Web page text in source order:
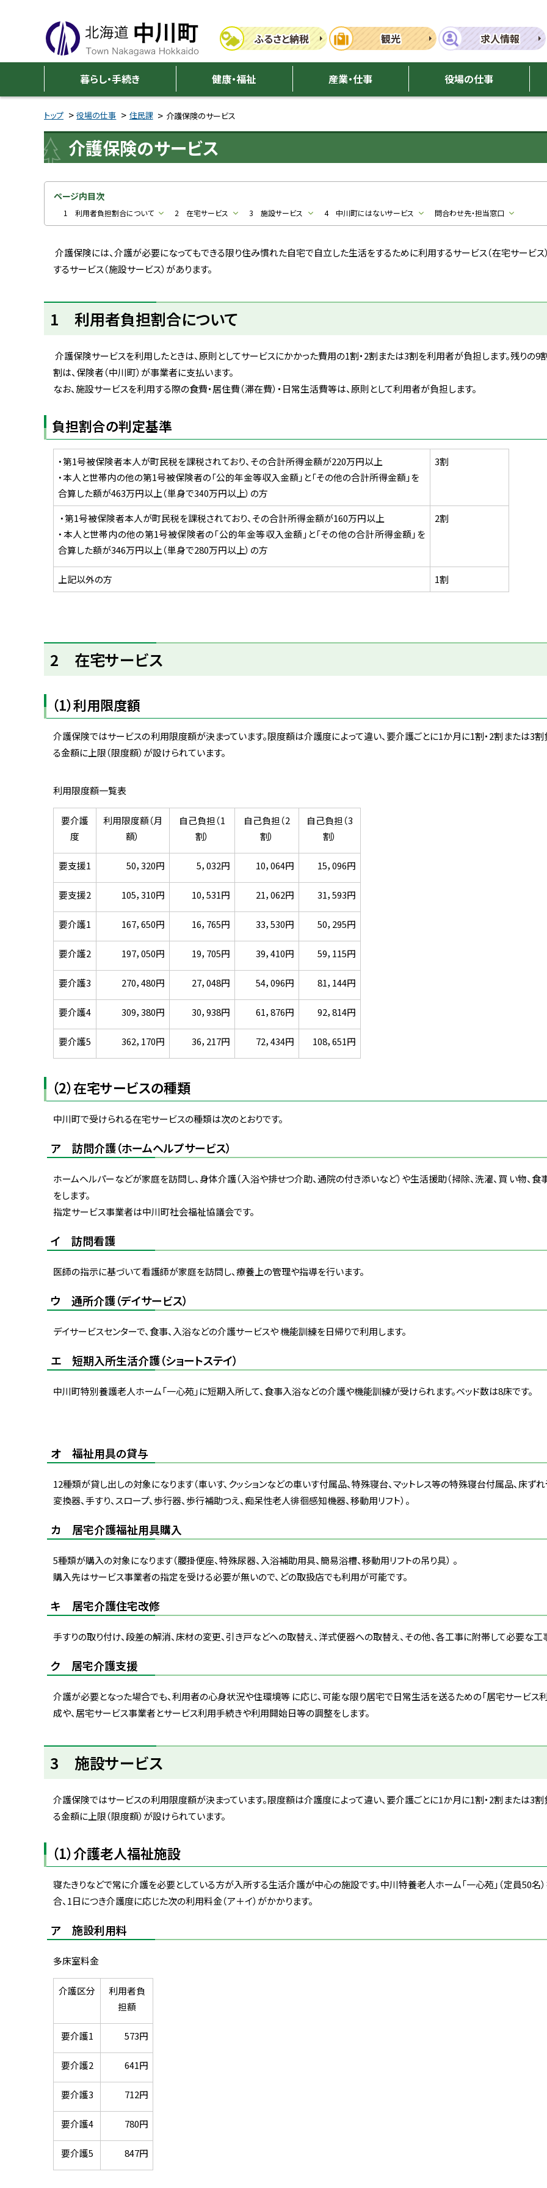
メ
ュ
中
川
町
ふるさと納税 観光 求人情報
暮らし・手続き 健康・福祉 産業・仕事 役場の仕事
トップ 役場の仕事 住民課 介護保険のサービス
介護保険のサービス
ページ内目次
1 利用者負担割合について 2 在宅サービス 3 施設サービス 4 中川町にはないサービス 問合わせ先・担当窓口
介護保険には、介護が必要になってもできる限り住み慣れた自宅で自立した生活をするために利用するサービス（在宅サービス
するサービス（施設サービス）があります。
1 利用者負担割合について
介護保険サービスを利用したときは、原則としてサービスにかかった費用の1割・2割または3割を利用者が負担します。残りの9
割は、保険者（中川町）が事業者に支払います。
なお、施設サービスを利用する際の食費・居住費（滞在費）・日常生活費等は、原則として利用者が負担します。
負担割合の判定基準
・第1号被保険者本人が町民税を課税されており、その合計所得金額が220万円以上
・本人と世帯内の他の第1号被保険者の「公的年金等収入金額」と「その他の合計所得金額」を
合算した額が463万円以上（単身で340万円以上）の方
3割
・第1号被保険者本人が町民税を課税されており、その合計所得金額が160万円以上
・本人と世帯内の他の第1号被保険者の「公的年金等収入金額」と「その他の合計所得金額」を
合算した額が346万円以上（単身で280万円以上）の方
2割
上記以外の方 1割
ト
ッ
戻
2 在宅サービス
（1）利用限度額
介護保険ではサービスの利用限度額が決まっています。限度額は介護度によって違い、要介護ごとに1か月に1割・2割または3
る金額に上限（限度額）が設けられています。
利用限度額一覧表
要介護
度
利用限度額（月
額）
自己負担（1
割）
自己負担（2
割）
自己負担（3
割）
要支援1 50，320円 5，032円 10，064円 15，096円
要支援2 105，310円 10，531円 21，062円 31，593円
要介護1 167，650円 16，765円 33，530円 50，295円
要介護2 197，050円 19，705円 39，410円 59，115円
要介護3 270，480円 27，048円 54，096円 81，144円
要介護4 309，380円 30，938円 61，876円 92，814円
要介護5 362，170円 36，217円 72，434円 108，651円
（2）在宅サービスの種類
中川町で受けられる在宅サービスの種類は次のとおりです。
ア 訪問介護（ホームヘルプサービス）
ホームヘルパーなどが家庭を訪問し、身体介護（入浴や排せつ介助、通院の付き添いなど）や生活援助（掃除、洗濯、買 い物、食
をします。
指定サービス事業者は中川町社会福祉協議会です。
イ 訪問看護
医師の指示に基づいて看護師が家庭を訪問し、療養上の管理や指導を行います。
ウ 通所介護（デイサービス）
デイサービスセンターで、食事、入浴などの介護サービスや 機能訓練を日帰りで利用します。
エ 短期入所生活介護（ショートステイ）
中川町特別養護老人ホーム「一心苑」に短期入所して、食事入浴などの介護や機能訓練が受けられます。ベッド数は8床です。
オ 福祉用具の貸与
12種類が貸し出しの対象になります（車いす、クッションなどの車いす付属品、特殊寝台、マットレス等の特殊寝台付属品、床ず
変換器、手すり、スロープ、歩行器、歩行補助つえ、痴呆性老人徘徊感知機器、移動用リフト）。
カ 居宅介護福祉用具購入
5種類が購入の対象になります（腰掛便座、特殊尿器、入浴補助用具、簡易浴槽、移動用リフトの吊り具） 。
購入先はサービス事業者の指定を受ける必要が無いので、どの取扱店でも利用が可能です。
キ 居宅介護住宅改修
手すりの取り付け、段差の解消、床材の変更、引き戸などへの取替え、洋式便器への取替え、その他、各工事に附帯して必要な工
ク 居宅介護支援
介護が必要となった場合でも、利用者の心身状況や住環境等 に応じ、可能な限り居宅で日常生活を送るための「居宅サービス
成や、居宅サービス事業者とサービス利用手続きや利用開始日等の調整をします。
ト
ッ
に
戻
3 施設サービス
介護保険ではサービスの利用限度額が決まっています。限度額は介護度によって違い、 要介護ごとに1か月に1割・2割または3
る金額に上限（限度額）が設けられています。
（1）介護老人福祉施設
寝たきりなどで常に介護を必要としている方が入所する生活介護が中心の施設です。中川特養老人ホーム「一心苑」（定員50名
合、1日につき介護度に応じた次の利用料金（ア＋イ）がかかります。
ア 施設利用料
多床室料金
介護区分
利用者負
担額
要介護1 573円
要介護2 641円
要介護3 712円
要介護4 780円
要介護5 847円
戻
メ